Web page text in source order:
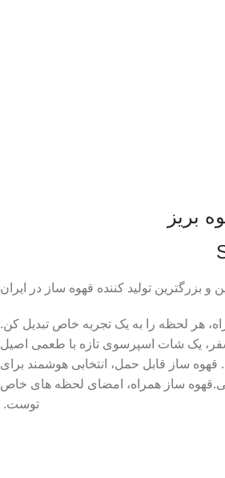
بریز
و بزرگترین تولید کننده قهوه ساز در ایران
هر لحظه را به یک تجربه خاص تبدیل کن.
یک شات اسپرسوی تازه با طعمی اصیل
ساز قابل حمل، انتخابی هوشمند برای
ساز همراه، امضای لحظه های خاص
توست.